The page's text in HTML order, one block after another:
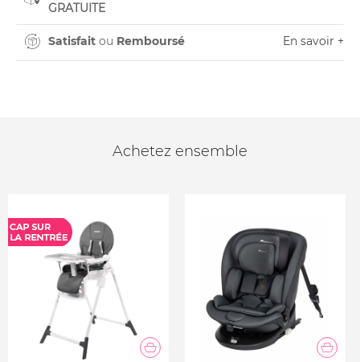
GRATUITE
Satisfait ou Remboursé En savoir +
Achetez ensemble